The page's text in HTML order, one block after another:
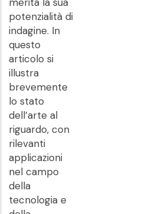
potenzialità di
indagine. In
questo
articolo si
illustra
brevemente
lo stato
dell’arte al
riguardo, con
rilevanti
applicazioni
nel campo
della
tecnologia e